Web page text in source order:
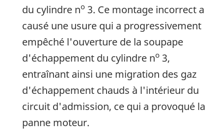
du cylindre no 3. Ce montage incorrect a
causé une usure qui a progressivement
empêché l'ouverture de la soupape
d'échappement du cylindre no 3,
entraînant ainsi une migration des gaz
d'échappement chauds à l'intérieur du
circuit d'admission, ce qui a provoqué la
panne moteur.